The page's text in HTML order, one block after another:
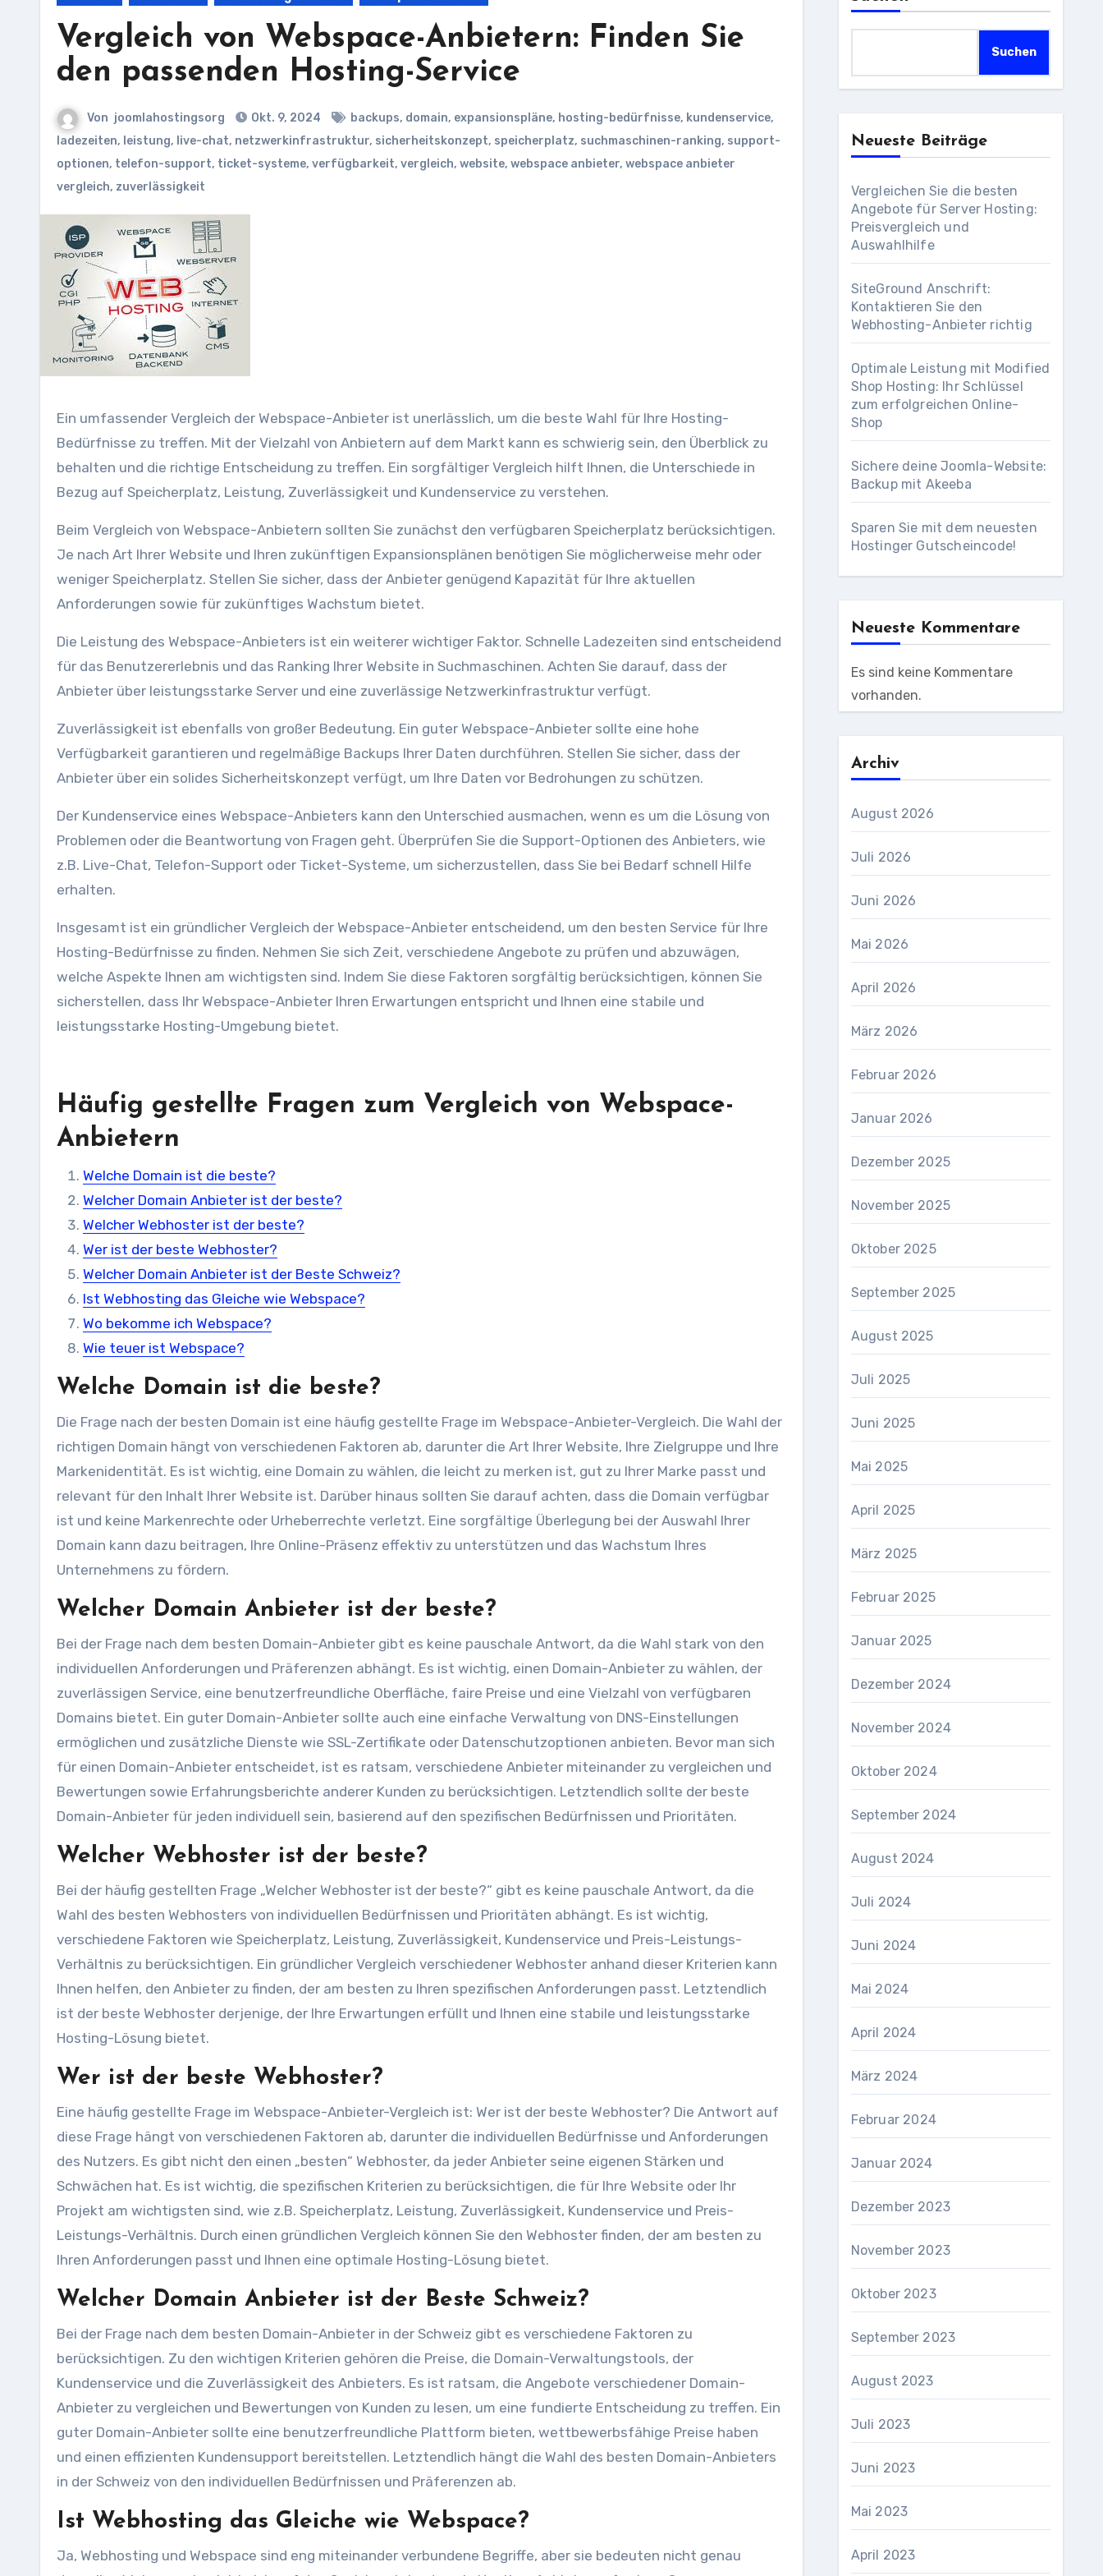
Vergleich von Webspace-Anbietern: Finden Sie
den passenden Hosting-Service
Von joomlahostingsorg Okt. 9, 2024 backups, domain, expansionspläne, hosting-bedürfnisse, kundenservice,
ladezeiten, leistung, live-chat, netzwerkinfrastruktur, sicherheitskonzept, speicherplatz, suchmaschinen-ranking, support-
optionen, telefon-support, ticket-systeme, verfügbarkeit, vergleich, website, webspace anbieter, webspace anbieter
vergleich, zuverlässigkeit
Ein umfassender Vergleich der Webspace-Anbieter ist unerlässlich, um die beste Wahl für Ihre Hosting-
Bedürfnisse zu treffen. Mit der Vielzahl von Anbietern auf dem Markt kann es schwierig sein, den Überblick zu
behalten und die richtige Entscheidung zu treffen. Ein sorgfältiger Vergleich hilft Ihnen, die Unterschiede in
Bezug auf Speicherplatz, Leistung, Zuverlässigkeit und Kundenservice zu verstehen.
Beim Vergleich von Webspace-Anbietern sollten Sie zunächst den verfügbaren Speicherplatz berücksichtigen.
Je nach Art Ihrer Website und Ihren zukünftigen Expansionsplänen benötigen Sie möglicherweise mehr oder
weniger Speicherplatz. Stellen Sie sicher, dass der Anbieter genügend Kapazität für Ihre aktuellen
Anforderungen sowie für zukünftiges Wachstum bietet.
Die Leistung des Webspace-Anbieters ist ein weiterer wichtiger Faktor. Schnelle Ladezeiten sind entscheidend
für das Benutzererlebnis und das Ranking Ihrer Website in Suchmaschinen. Achten Sie darauf, dass der
Anbieter über leistungsstarke Server und eine zuverlässige Netzwerkinfrastruktur verfügt.
Zuverlässigkeit ist ebenfalls von großer Bedeutung. Ein guter Webspace-Anbieter sollte eine hohe
Verfügbarkeit garantieren und regelmäßige Backups Ihrer Daten durchführen. Stellen Sie sicher, dass der
Anbieter über ein solides Sicherheitskonzept verfügt, um Ihre Daten vor Bedrohungen zu schützen.
Der Kundenservice eines Webspace-Anbieters kann den Unterschied ausmachen, wenn es um die Lösung von
Problemen oder die Beantwortung von Fragen geht. Überprüfen Sie die Support-Optionen des Anbieters, wie
z.B. Live-Chat, Telefon-Support oder Ticket-Systeme, um sicherzustellen, dass Sie bei Bedarf schnell Hilfe
erhalten.
Insgesamt ist ein gründlicher Vergleich der Webspace-Anbieter entscheidend, um den besten Service für Ihre
Hosting-Bedürfnisse zu finden. Nehmen Sie sich Zeit, verschiedene Angebote zu prüfen und abzuwägen,
welche Aspekte Ihnen am wichtigsten sind. Indem Sie diese Faktoren sorgfältig berücksichtigen, können Sie
sicherstellen, dass Ihr Webspace-Anbieter Ihren Erwartungen entspricht und Ihnen eine stabile und
leistungsstarke Hosting-Umgebung bietet.
Häufig gestellte Fragen zum Vergleich von Webspace-
Anbietern
Welche Domain ist die beste?
Welcher Domain Anbieter ist der beste?
Welcher Webhoster ist der beste?
Wer ist der beste Webhoster?
Welcher Domain Anbieter ist der Beste Schweiz?
Ist Webhosting das Gleiche wie Webspace?
Wo bekomme ich Webspace?
Wie teuer ist Webspace?
Welche Domain ist die beste?
Die Frage nach der besten Domain ist eine häufig gestellte Frage im Webspace-Anbieter-Vergleich. Die Wahl der
richtigen Domain hängt von verschiedenen Faktoren ab, darunter die Art Ihrer Website, Ihre Zielgruppe und Ihre
Markenidentität. Es ist wichtig, eine Domain zu wählen, die leicht zu merken ist, gut zu Ihrer Marke passt und
relevant für den Inhalt Ihrer Website ist. Darüber hinaus sollten Sie darauf achten, dass die Domain verfügbar
ist und keine Markenrechte oder Urheberrechte verletzt. Eine sorgfältige Überlegung bei der Auswahl Ihrer
Domain kann dazu beitragen, Ihre Online-Präsenz effektiv zu unterstützen und das Wachstum Ihres
Unternehmens zu fördern.
Welcher Domain Anbieter ist der beste?
Bei der Frage nach dem besten Domain-Anbieter gibt es keine pauschale Antwort, da die Wahl stark von den
individuellen Anforderungen und Präferenzen abhängt. Es ist wichtig, einen Domain-Anbieter zu wählen, der
zuverlässigen Service, eine benutzerfreundliche Oberfläche, faire Preise und eine Vielzahl von verfügbaren
Domains bietet. Ein guter Domain-Anbieter sollte auch eine einfache Verwaltung von DNS-Einstellungen
ermöglichen und zusätzliche Dienste wie SSL-Zertifikate oder Datenschutzoptionen anbieten. Bevor man sich
für einen Domain-Anbieter entscheidet, ist es ratsam, verschiedene Anbieter miteinander zu vergleichen und
Bewertungen sowie Erfahrungsberichte anderer Kunden zu berücksichtigen. Letztendlich sollte der beste
Domain-Anbieter für jeden individuell sein, basierend auf den spezifischen Bedürfnissen und Prioritäten.
Welcher Webhoster ist der beste?
Bei der häufig gestellten Frage „Welcher Webhoster ist der beste?“ gibt es keine pauschale Antwort, da die
Wahl des besten Webhosters von individuellen Bedürfnissen und Prioritäten abhängt. Es ist wichtig,
verschiedene Faktoren wie Speicherplatz, Leistung, Zuverlässigkeit, Kundenservice und Preis-Leistungs-
Verhältnis zu berücksichtigen. Ein gründlicher Vergleich verschiedener Webhoster anhand dieser Kriterien kann
Ihnen helfen, den Anbieter zu finden, der am besten zu Ihren spezifischen Anforderungen passt. Letztendlich
ist der beste Webhoster derjenige, der Ihre Erwartungen erfüllt und Ihnen eine stabile und leistungsstarke
Hosting-Lösung bietet.
Wer ist der beste Webhoster?
Eine häufig gestellte Frage im Webspace-Anbieter-Vergleich ist: Wer ist der beste Webhoster? Die Antwort auf
diese Frage hängt von verschiedenen Faktoren ab, darunter die individuellen Bedürfnisse und Anforderungen
des Nutzers. Es gibt nicht den einen „besten“ Webhoster, da jeder Anbieter seine eigenen Stärken und
Schwächen hat. Es ist wichtig, die spezifischen Kriterien zu berücksichtigen, die für Ihre Website oder Ihr
Projekt am wichtigsten sind, wie z.B. Speicherplatz, Leistung, Zuverlässigkeit, Kundenservice und Preis-
Leistungs-Verhältnis. Durch einen gründlichen Vergleich können Sie den Webhoster finden, der am besten zu
Ihren Anforderungen passt und Ihnen eine optimale Hosting-Lösung bietet.
Welcher Domain Anbieter ist der Beste Schweiz?
Bei der Frage nach dem besten Domain-Anbieter in der Schweiz gibt es verschiedene Faktoren zu
berücksichtigen. Zu den wichtigen Kriterien gehören die Preise, die Domain-Verwaltungstools, der
Kundenservice und die Zuverlässigkeit des Anbieters. Es ist ratsam, die Angebote verschiedener Domain-
Anbieter zu vergleichen und Bewertungen von Kunden zu lesen, um eine fundierte Entscheidung zu treffen. Ein
guter Domain-Anbieter sollte eine benutzerfreundliche Plattform bieten, wettbewerbsfähige Preise haben
und einen effizienten Kundensupport bereitstellen. Letztendlich hängt die Wahl des besten Domain-Anbieters
in der Schweiz von den individuellen Bedürfnissen und Präferenzen ab.
Ist Webhosting das Gleiche wie Webspace?
Ja, Webhosting und Webspace sind eng miteinander verbundene Begriffe, aber sie bedeuten nicht genau
Suchen
Neueste Beiträge
Vergleichen Sie die besten
Angebote für Server Hosting:
Preisvergleich und
Auswahlhilfe
SiteGround Anschrift:
Kontaktieren Sie den
Webhosting-Anbieter richtig
Optimale Leistung mit Modified
Shop Hosting: Ihr Schlüssel
zum erfolgreichen Online-
Shop
Sichere deine Joomla-Website:
Backup mit Akeeba
Sparen Sie mit dem neuesten
Hostinger Gutscheincode!
Neueste Kommentare
Es sind keine Kommentare
vorhanden.
Archiv
August 2026
Juli 2026
Juni 2026
Mai 2026
April 2026
März 2026
Februar 2026
Januar 2026
Dezember 2025
November 2025
Oktober 2025
September 2025
August 2025
Juli 2025
Juni 2025
Mai 2025
April 2025
März 2025
Februar 2025
Januar 2025
Dezember 2024
November 2024
Oktober 2024
September 2024
August 2024
Juli 2024
Juni 2024
Mai 2024
April 2024
März 2024
Februar 2024
Januar 2024
Dezember 2023
November 2023
Oktober 2023
September 2023
August 2023
Juli 2023
Juni 2023
Mai 2023
April 2023